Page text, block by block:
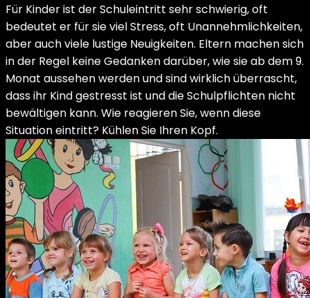
Für Kinder ist der Schuleintritt sehr schwierig, oft
bedeutet er für sie viel Stress, oft Unannehmlichkeiten,
aber auch viele lustige Neuigkeiten. Eltern machen sich
in der Regel keine Gedanken darüber, wie sie ab dem 9.
Monat aussehen werden und sind wirklich überrascht,
dass ihr Kind gestresst ist und die Schulpflichten nicht
bewältigen kann. Wie reagieren Sie, wenn diese
Situation eintritt? Kühlen Sie Ihren Kopf.